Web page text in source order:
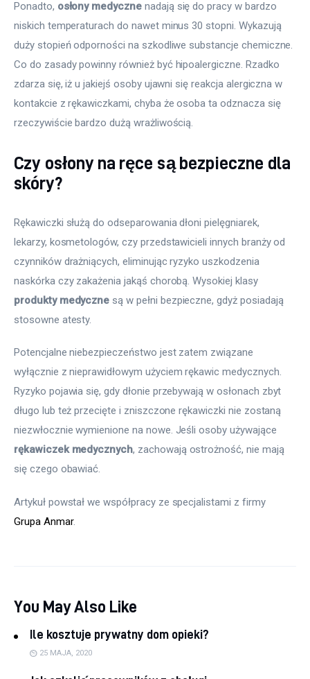
Ponadto, osłony medyczne nadają się do pracy w bardzo
niskich temperaturach do nawet minus 30 stopni. Wykazują
duży stopień odporności na szkodliwe substancje chemiczne.
Co do zasady powinny również być hipoalergiczne. Rzadko
zdarza się, iż u jakiejś osoby ujawni się reakcja alergiczna w
kontakcie z rękawiczkami, chyba że osoba ta odznacza się
rzeczywiście bardzo dużą wrażliwością.
Czy osłony na ręce są bezpieczne dla
skóry?
Rękawiczki służą do odseparowania dłoni pielęgniarek,
lekarzy, kosmetologów, czy przedstawicieli innych branży od
czynników drażniących, eliminując ryzyko uszkodzenia
naskórka czy zakażenia jakąś chorobą. Wysokiej klasy
produkty medyczne są w pełni bezpieczne, gdyż posiadają
stosowne atesty.
Potencjalne niebezpieczeństwo jest zatem związane
wyłącznie z nieprawidłowym użyciem rękawic medycznych.
Ryzyko pojawia się, gdy dłonie przebywają w osłonach zbyt
długo lub też przecięte i zniszczone rękawiczki nie zostaną
niezwłocznie wymienione na nowe. Jeśli osoby używające
rękawiczek medycznych, zachowają ostrożność, nie mają
się czego obawiać.
Artykuł powstał we współpracy ze specjalistami z firmy
Grupa Anmar.
You May Also Like
Ile kosztuje prywatny dom opieki?
25 MAJA, 2020